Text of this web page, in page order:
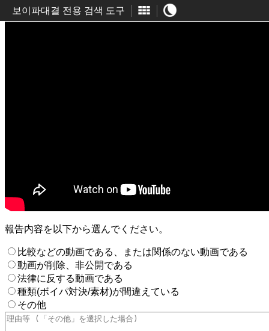
보이파대결 전용 검색 도구
報告内容を以下から選んでください。
比較などの動画である、または関係のない動画である
動画が削除、非公開である
法律に反する動画である
種類(ボイパ対決/素材)が間違えている
その他